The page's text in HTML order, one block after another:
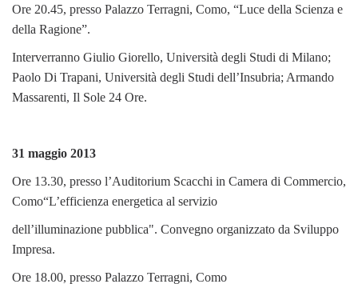
Ore 20.45, presso Palazzo Terragni, Como, “Luce della Scienza e
della Ragione”.
Interverranno Giulio Giorello, Università degli Studi di Milano;
Paolo Di Trapani, Università degli Studi dell’Insubria; Armando
Massarenti, Il Sole 24 Ore.
31 maggio 2013
Ore 13.30, presso l’Auditorium Scacchi in Camera di Commercio,
Como“L’efficienza energetica al servizio
dell’illuminazione pubblica". Convegno organizzato da Sviluppo
Impresa.
Ore 18.00, presso Palazzo Terragni, Como